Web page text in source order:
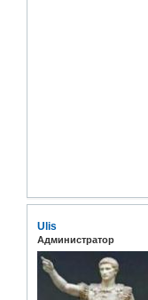
Ulis
Администратор